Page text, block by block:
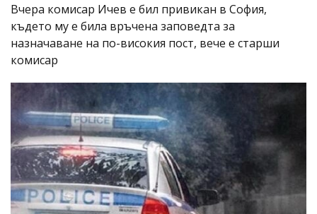
Вчера комисар Ичев е бил привикан в София,
където му е била връчена заповедта за
назначаване на по-високия пост, вече е старши
комисар